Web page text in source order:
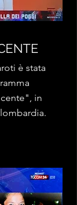
è stata
in